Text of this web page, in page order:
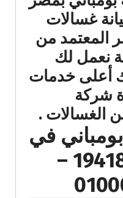
غسالات
المعتمد من
نعمل لك
أعلى خدمات
شركة
الغسالات .
في
كفر الشيخ 19418 –